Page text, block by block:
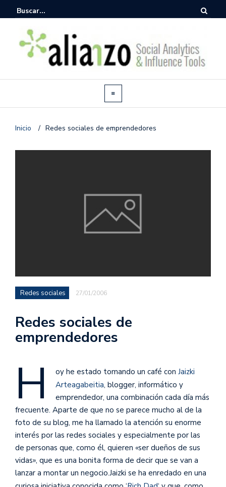
Inicio / Redes sociales de emprendedores
Redes sociales 27/01/2006
Redes sociales de
emprendedores
H oy he estado tomando un café con Jaizki
Arteagabeitia, blogger, informático y
emprendedor, una combinación cada día más
frecuente. Aparte de que no se parece mucho al de la
foto de su blog, me ha llamado la atención su enorme
interés por las redes sociales y especialmente por las
de personas que, como él, quieren «ser dueños de sus
vidas», que es una bonita forma de decir que se van a
lanzar a montar un negocio.Jaizki se ha enredado en una